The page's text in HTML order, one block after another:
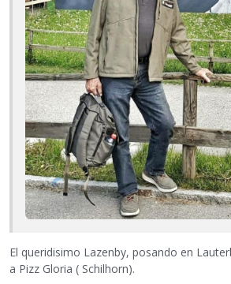
El queridisimo Lazenby, posando en
a Pizz Gloria ( Schilhorn).